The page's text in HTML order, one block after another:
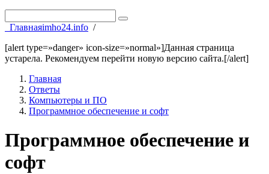
Главнаяimho24.info /
[alert type=»danger» icon-size=»normal»]Данная страница
устарела. Рекомендуем перейти новую версию сайта.[/alert]
Главная
Ответы
Компьютеры и ПО
Программное обеспечение и софт
Программное обеспечение и
софт